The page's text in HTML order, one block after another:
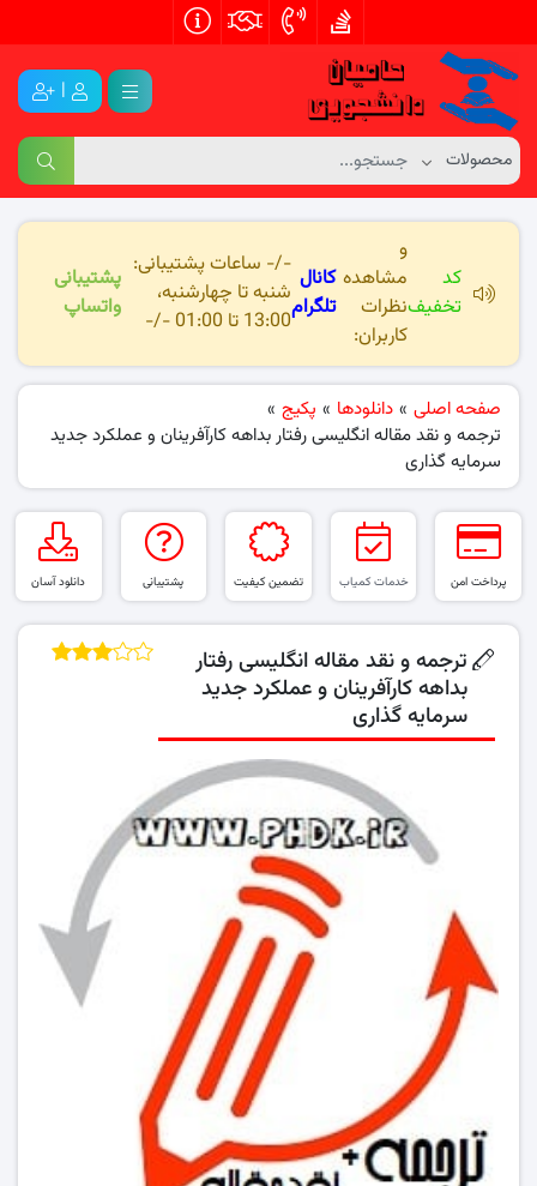
|
کد
تخفیف
و
مشاهده
نظرات
کاربران:
کانال
تلگرام
-/- ساعات پشتیبانی:
شنبه تا چهارشنبه،
13:00 تا 01:00 -/-
پشتیبانی
واتساپ
صفحه اصلی » دانلودها » پکیج »
ترجمه و نقد مقاله انگلیسی رفتار بداهه کارآفرینان و عملکرد جدید
سرمایه گذاری
پرداخت امن خدمات کمیاب تضمین کیفیت پشتیبانی دانلود آسان
ترجمه و نقد مقاله انگلیسی رفتار
بداهه کارآفرینان و عملکرد جدید
سرمایه گذاری